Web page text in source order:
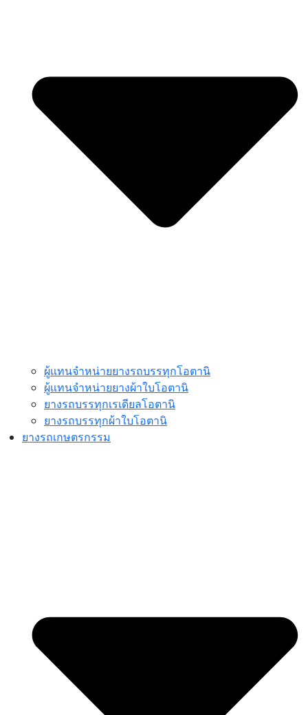
ผู้แทนจำหน่ายยางรถบรรทุกโอตานิ
ผู้แทนจำหน่ายยางผ้าใบโอตานิ
ยางรถบรรทุกเรเดียลโอตานิ
ยางรถบรรทุกผ้าใบโอตานิ
ยางรถเกษตรกรรม